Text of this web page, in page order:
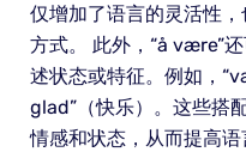
仅增加了语言的灵活性
方式。 此外，“å være”
述状态或特征。例如，
glad”（快乐）。这些搭
情感和状态，从而提高